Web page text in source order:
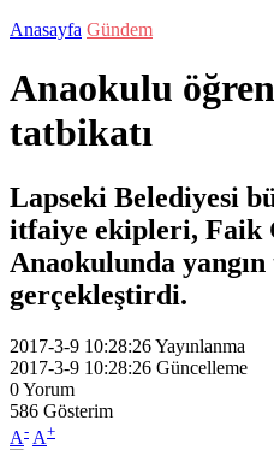
Anasayfa Gündem
Anaokulu
tatbikatı
Lapseki Belediyesi
itfaiye ekipleri, Faik
Anaokulunda
gerçekleştirdi.
2017-3-9 10:28:26Yayınlanma
2017-3-9 10:28:26 Güncelleme
0Yorum
586 Gösterim
A- A+